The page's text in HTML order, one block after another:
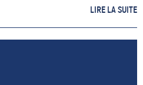
surprise de croiser
LIRE LA SUITE